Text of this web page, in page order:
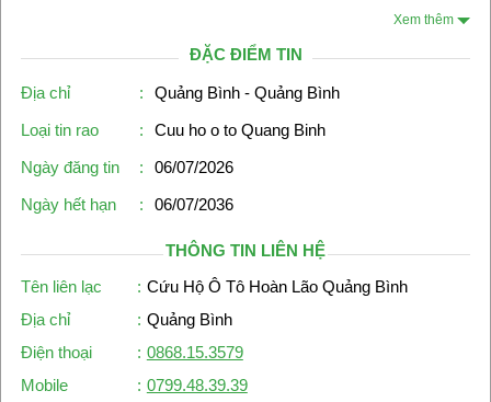
Xem thêm
ĐẶC ĐIỂM TIN
Địa chỉ :
Quảng Bình - Quảng Bình
Loại tin rao
:
Cuu ho o to Quang Binh
Ngày đăng tin
:
06/07/2026
Ngày hết hạn
: 06/07/2036
THÔNG TIN LIÊN HỆ
Tên liên lạc
: Cứu Hộ Ô Tô Hoàn Lão Quảng Bình
Địa chỉ
: Quảng Bình
Điện thoại
: 0868.15.3579
Mobile
: 0799.48.39.39